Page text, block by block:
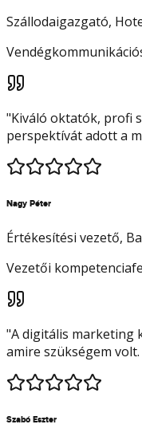
Szállodaigazgató,
"Kiváló oktatók, profi
perspektívát adott a
Nagy Péter
Értékesítési vezető,
Vezetői
"A digitális marketing
amire szükségem
Szabó Eszter